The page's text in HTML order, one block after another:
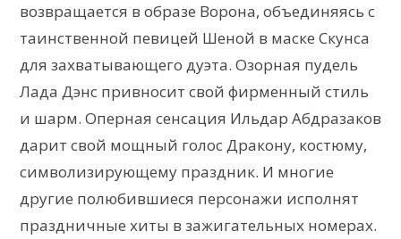
возвращается в образе Ворона, объединяясь с
таинственной певицей Шеной в маске Скунса
для захватывающего дуэта. Озорная пудель
Лада Дэнс привносит свой фирменный стиль
и шарм. Оперная сенсация Ильдар Абдразаков
дарит свой мощный голос Дракону, костюму,
символизирующему праздник. И многие
другие полюбившиеся персонажи исполнят
праздничные хиты в зажигательных номерах.